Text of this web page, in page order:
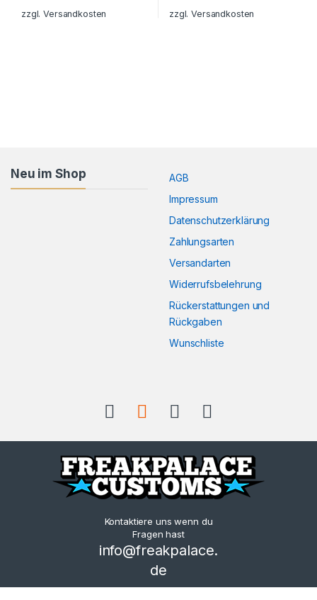
zzgl.Versandkosten zzgl.Versandkosten
Neu im Shop
AGB
Impressum
Datenschutzerklärung
Zahlungsarten
Versandarten
Widerrufsbelehrung
Rückerstattungen und
Rückgaben
Wunschliste
Kontaktiere uns wenn du
Fragen hast
info@freakpalace.
de